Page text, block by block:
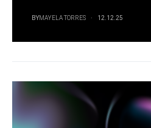
BYMAYELA TORRES 12.12.25